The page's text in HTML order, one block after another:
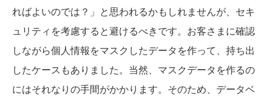
ればよいのでは？」と思われるかもしれませんが、セキ
ュリティを考慮すると避けるべきです。お客さまに確認
しながら個人情報をマスクしたデータを作って、持ち出
したケースもありました。当然、マスクデータを作るの
にはそれなりの手間がかかります。そのため、データベ